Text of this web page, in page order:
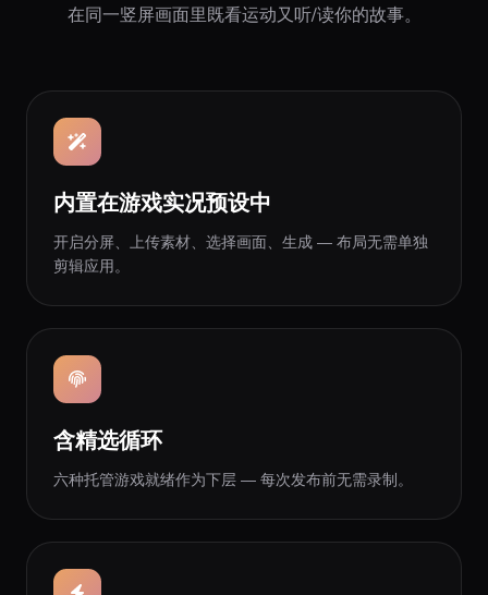
在同一竖屏画面里既看运动又听/读你的故事。
内置在游戏实况预设中
开启分屏、上传素材、选择画面、生成 — 布局无需单独
剪辑应用。
含精选循环
六种托管游戏就绪作为下层 — 每次发布前无需录制。